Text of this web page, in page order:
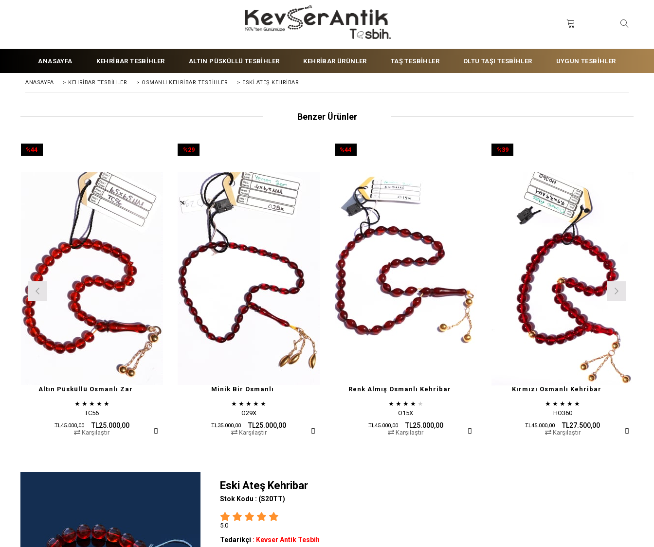
ANASAYFA KEHRİBAR TESBİHLER ALTIN PÜSKÜLLÜ TESBİHLER KEHRİBAR ÜRÜNLER TAŞ TESBİHLER OLTU TAŞI TESBİHLER UYGUN TESBİHLER
ANASAYFA > KEHRIBAR TESBIHLER > OSMANLI KEHRİBAR TESBİHLER > ESKI ATEŞ KEHRIBAR
Benzer Ürünler
Altın Püsküllü Osmanlı Zar
★ ★ ★ ★ ★
TC56
TL25.000,00
TL45.000,00
%44
Karşılaştır
Minik Bir Osmanlı
★ ★ ★ ★ ★
O29X
TL25.000,00
TL35.000,00
%29
Karşılaştır
Renk Almış Osmanlı Kehribar
★ ★ ★ ★ ★
O15X
TL25.000,00
TL45.000,00
%44
Karşılaştır
Kırmızı Osmanlı Kehribar
★ ★ ★ ★ ★
HO360
TL27.500,00
TL45.000,00
%39
Karşılaştır
Eski Ateş Kehribar
Stok Kodu : (S20TT)
5.0
Tedarikçi : Kevser Antik Tesbih